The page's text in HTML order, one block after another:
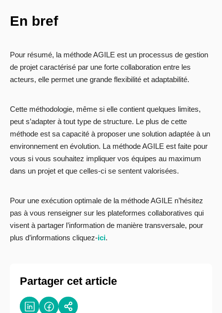
En bref
Pour résumé, la méthode AGILE est un processus de gestion
de projet caractérisé par une forte collaboration entre les
acteurs, elle permet une grande flexibilité et adaptabilité.
Cette méthodologie, même si elle contient quelques limites,
peut s’adapter à tout type de structure. Le plus de cette
méthode est sa capacité à proposer une solution adaptée à un
environnement en évolution. La méthode AGILE est faite pour
vous si vous souhaitez impliquer vos équipes au maximum
dans un projet et que celles-ci se sentent valorisées.
Pour une exécution optimale de la méthode AGILE n’hésitez
pas à vous renseigner sur les plateformes collaboratives qui
visent à partager l’information de manière transversale, pour
plus d’informations cliquez-ici.
Partager cet article